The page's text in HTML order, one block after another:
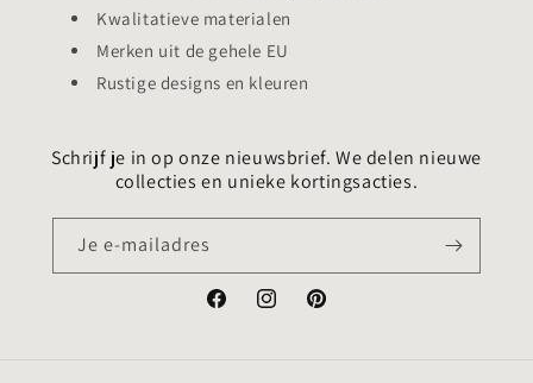
Kwalitatieve materialen
Merken uit de gehele EU
Rustige designs en kleuren
Schrijf je in op onze nieuwsbrief. We delen nieuwe
collecties en unieke kortingsacties.
Je e-mailadres
FacebookInstagramPinterest